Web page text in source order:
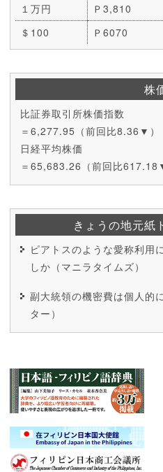
１万円
Ｐ3,810
＄100
Ｐ6070
株
比証券取引所株価指数
＝6,277.95（前回比8.36▼）
日経平均株価
＝65,683.26（前回比
きょうの地元紙
ピアトスのような愛称利用
しか（マニラタイムズ）
副大統領の機密費は個人的
ター）